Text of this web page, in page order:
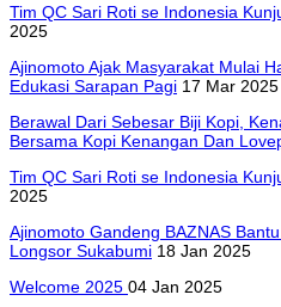
Tim QC Sari Roti se Indonesia
2025
Ajinomoto Ajak Masyarakat Mulai
Edukasi Sarapan Pagi 17 Mar 2025
Berawal Dari Sebesar Biji Kopi,
Bersama Kopi Kenangan Dan
Tim QC Sari Roti se Indonesia
2025
Ajinomoto Gandeng BAZNAS
Longsor Sukabumi 18 Jan 2025
Welcome 2025 04 Jan 2025